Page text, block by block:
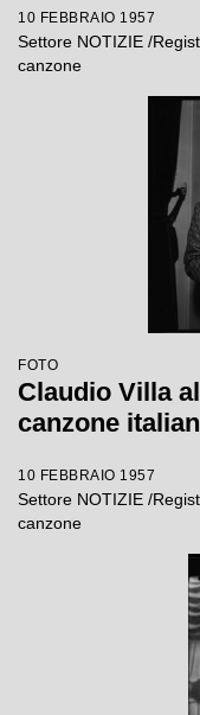
10 FEBBRAIO 1957
Settore NOTIZIE /
canzone
FOTO
Claudio Villa
canzone
10 FEBBRAIO 1957
Settore NOTIZIE /
canzone